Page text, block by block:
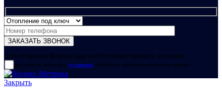
Для отправки формы вам необходимо принять условия:
прочитал и согласен с условиями обработки своих персональных данных
Закрыть